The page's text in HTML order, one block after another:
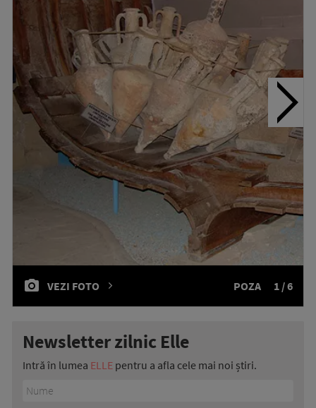
VEZI FOTO POZA 1 / 6
Newsletter zilnic Elle
Intră în lumea ELLE pentru a afla cele mai noi știri.